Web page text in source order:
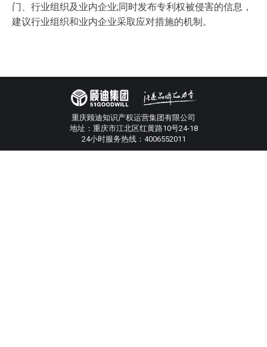
门、行业组织及业内企业;同时发布专利权被侵害的信息，
建议行业组织和业内企业采取应对措施的机制。
重庆顾迪知识产权运营集团有限公司
地址：重庆市江北区红黄路10号24-18
24小时服务热线：4006552011